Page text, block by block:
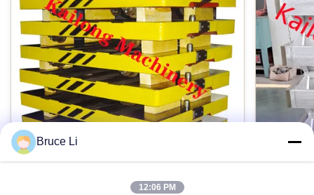
Bruce Li
12:06 PM